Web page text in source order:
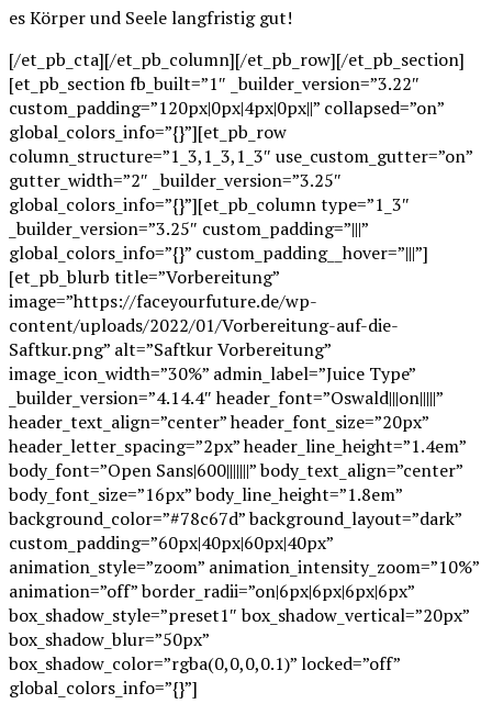
es Körper und Seele langfristig gut!
[/et_pb_cta][/et_pb_column][/et_pb_row][/et_pb_section]
[et_pb_section fb_built=”1″ _builder_version=”3.22″
custom_padding=”120px|0px|4px|0px||” collapsed=”on”
global_colors_info=”{}”][et_pb_row
column_structure=”1_3,1_3,1_3″ use_custom_gutter=”on”
gutter_width=”2″ _builder_version=”3.25″
global_colors_info=”{}”][et_pb_column type=”1_3″
_builder_version=”3.25″ custom_padding=”|||”
global_colors_info=”{}” custom_padding__hover=”|||”]
[et_pb_blurb title=”Vorbereitung”
image=”https://faceyourfuture.de/wp-
content/uploads/2022/01/Vorbereitung-auf-die-
Saftkur.png” alt=”Saftkur Vorbereitung”
image_icon_width=”30%” admin_label=”Juice Type”
_builder_version=”4.14.4″ header_font=”Oswald|||on|||||”
header_text_align=”center” header_font_size=”20px”
header_letter_spacing=”2px” header_line_height=”1.4em”
body_font=”Open Sans|600|||||||” body_text_align=”center”
body_font_size=”16px” body_line_height=”1.8em”
background_color=”#78c67d” background_layout=”dark”
custom_padding=”60px|40px|60px|40px”
animation_style=”zoom” animation_intensity_zoom=”10%”
animation=”off” border_radii=”on|6px|6px|6px|6px”
box_shadow_style=”preset1″ box_shadow_vertical=”20px”
box_shadow_blur=”50px”
box_shadow_color=”rgba(0,0,0,0.1)” locked=”off”
global_colors_info=”{}”]